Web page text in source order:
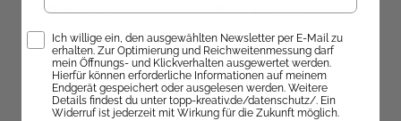
8,00 €
6,00 €
14,00 €
8,00 €
Opt-InIch willige ein, den ausgewählten Newsletter per E-Mail zu
erhalten. Zur Optimierung und Reichweitenmessung darf
mein Öffnungs- und Klickverhalten ausgewertet werden.
Hierfür können erforderliche Informationen auf meinem
Endgerät gespeichert oder ausgelesen werden. Weitere
Details findest du unter topp-kreativ.de/datenschutz/. Ein
Widerruf ist jederzeit mit Wirkung für die Zukunft möglich.